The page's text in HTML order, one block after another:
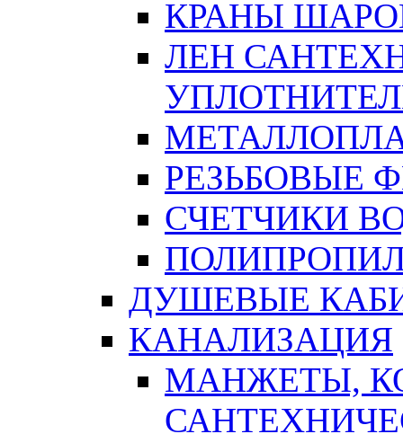
КРАНЫ
ЛЕН
РЕЗЬБОВЫЕ
СЧЕТЧИКИ
ДУШЕВЫЕ
КАНАЛИЗАЦИЯ
МАНЖЕТЫ,